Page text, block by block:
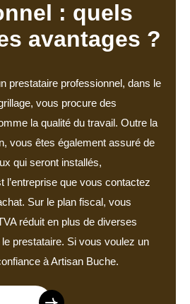
: quels
avantages ?
prestataire professionnel, dans le
vous procure des
la qualité du travail. Outre la
vous êtes également assuré de
qui seront installés,
l’entreprise que vous contactez
Sur le plan fiscal, vous
réduit en plus de diverses
prestataire. Si vous voulez un
à Artisan Buche.